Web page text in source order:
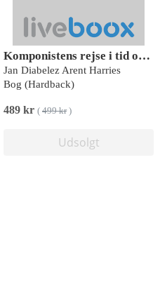
Komponistens rejse i tid og rum
Jan Diabelez Arent Harries
Bog (Hardback)
489 kr ( 499 kr)
Udsolgt